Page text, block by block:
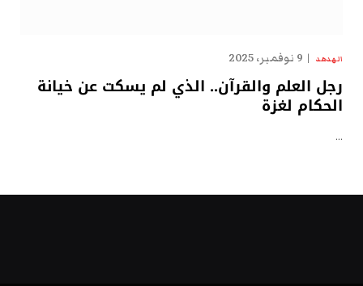
الهدهد 9 نوفمبر، 2025
رجل العلم والقرآن.. الذي لم يسكت عن خيانة
الحكام لغزة
…